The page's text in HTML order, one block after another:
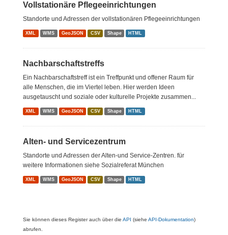
Vollstationäre Pflegeeinrichtungen
Standorte und Adressen der vollstationären Pflegeeinrichtungen
XML WMS GeoJSON CSV Shape HTML
Nachbarschaftstreffs
Ein Nachbarschaftstreff ist ein Treffpunkt und offener Raum für
alle Menschen, die im Viertel leben. Hier werden Ideen
ausgetauscht und soziale oder kulturelle Projekte zusammen...
XML WMS GeoJSON CSV Shape HTML
Alten- und Servicezentrum
Standorte und Adressen der Alten-und Service-Zentren. für
weitere Informationen siehe Sozialreferat München
XML WMS GeoJSON CSV Shape HTML
Sie können dieses Register auch über die API (siehe API-Dokumentation)
abrufen.